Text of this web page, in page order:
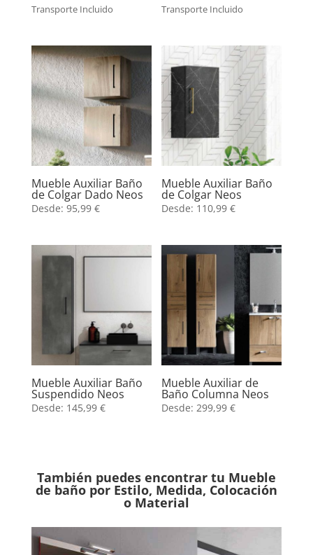
Transporte Incluido
Transporte Incluido
Mueble Auxiliar Baño
de Colgar Dado Neos
Desde: 95,99 €
Mueble Auxiliar Baño
de Colgar Neos
Desde: 110,99€
Mueble Auxiliar Baño
Suspendido Neos
Desde: 145,99 €
Mueble Auxiliar de
Baño Columna Neos
Desde:299,99€
También puedes encontrar tu Mueble
de baño por Estilo, Medida, Colocación
o Material